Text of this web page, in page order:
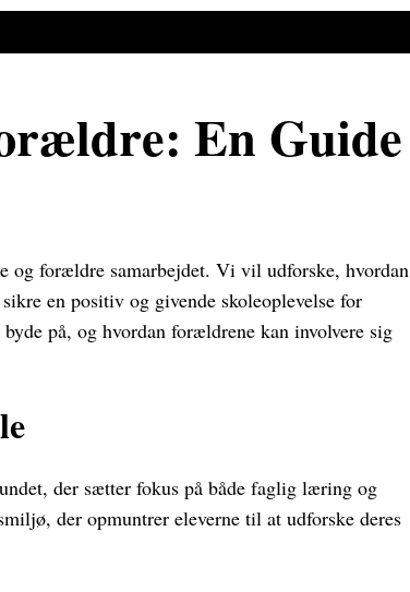
En Guide
og forældre samarbejdet. Vi vil udforske, hvordan
en positiv og givende skoleoplevelse for
på, og hvordan forældrene kan involvere sig
der sætter fokus på både faglig læring og
der opmuntrer eleverne til at udforske deres